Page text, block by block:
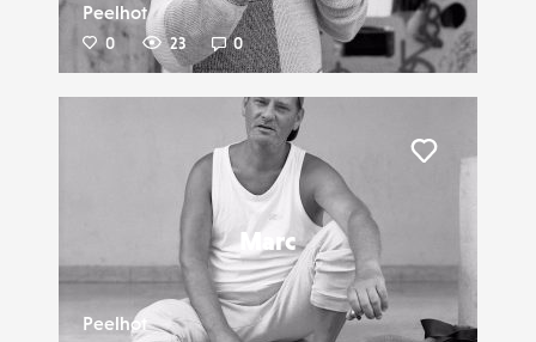
Peelhot
0 23 0
Marc
Peelhot
Liker